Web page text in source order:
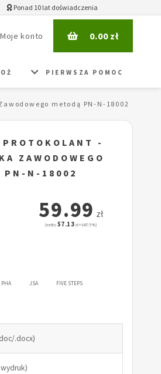
Ponad 10 lat doświadczenia
Moje konto 0.00zł
PIERWSZA POMOC
metodą PN-N-18002
-
ZAWODOWEGO
PN-N-18002
59.99 zł
(netto:57.13 zł + VAT: 5%)
PHA JSA FIVE STEPS
.docx)